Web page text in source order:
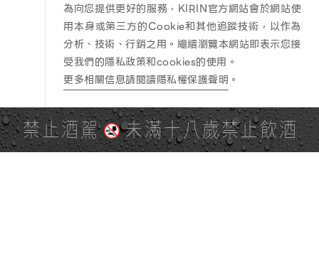
禁止酒駕 未滿十八歲禁止飲酒
為向您提供更好的服務，KIRIN官方網站會於網站使
用本身或第三方的Cookie和其他追蹤技術，以作為
分析、技術、行銷之用。繼續瀏覽本網站即表示您接
受我們的隱私政策和cookies的使用。
更多相關信息請閱讀隱私權保護聲明 。
PAGE TOP